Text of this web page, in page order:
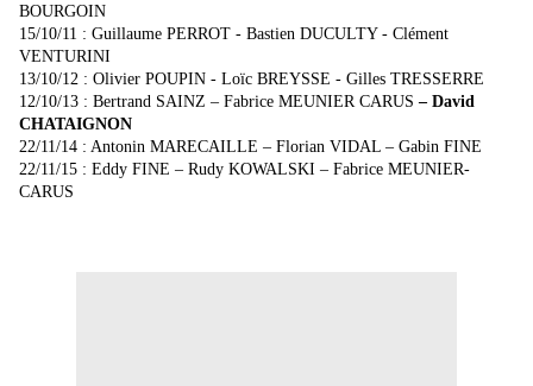
BOURGOIN
15/10/11 : Guillaume PERROT - Bastien DUCULTY - Clément
VENTURINI
13/10/12 : Olivier POUPIN - Loïc BREYSSE - Gilles TRESSERRE
12/10/13 : Bertrand SAINZ – Fabrice MEUNIER CARUS – David
CHATAIGNON
22/11/14 : Antonin MARECAILLE – Florian VIDAL – Gabin FINE
22/11/15 : Eddy FINE – Rudy KOWALSKI – Fabrice MEUNIER-
CARUS